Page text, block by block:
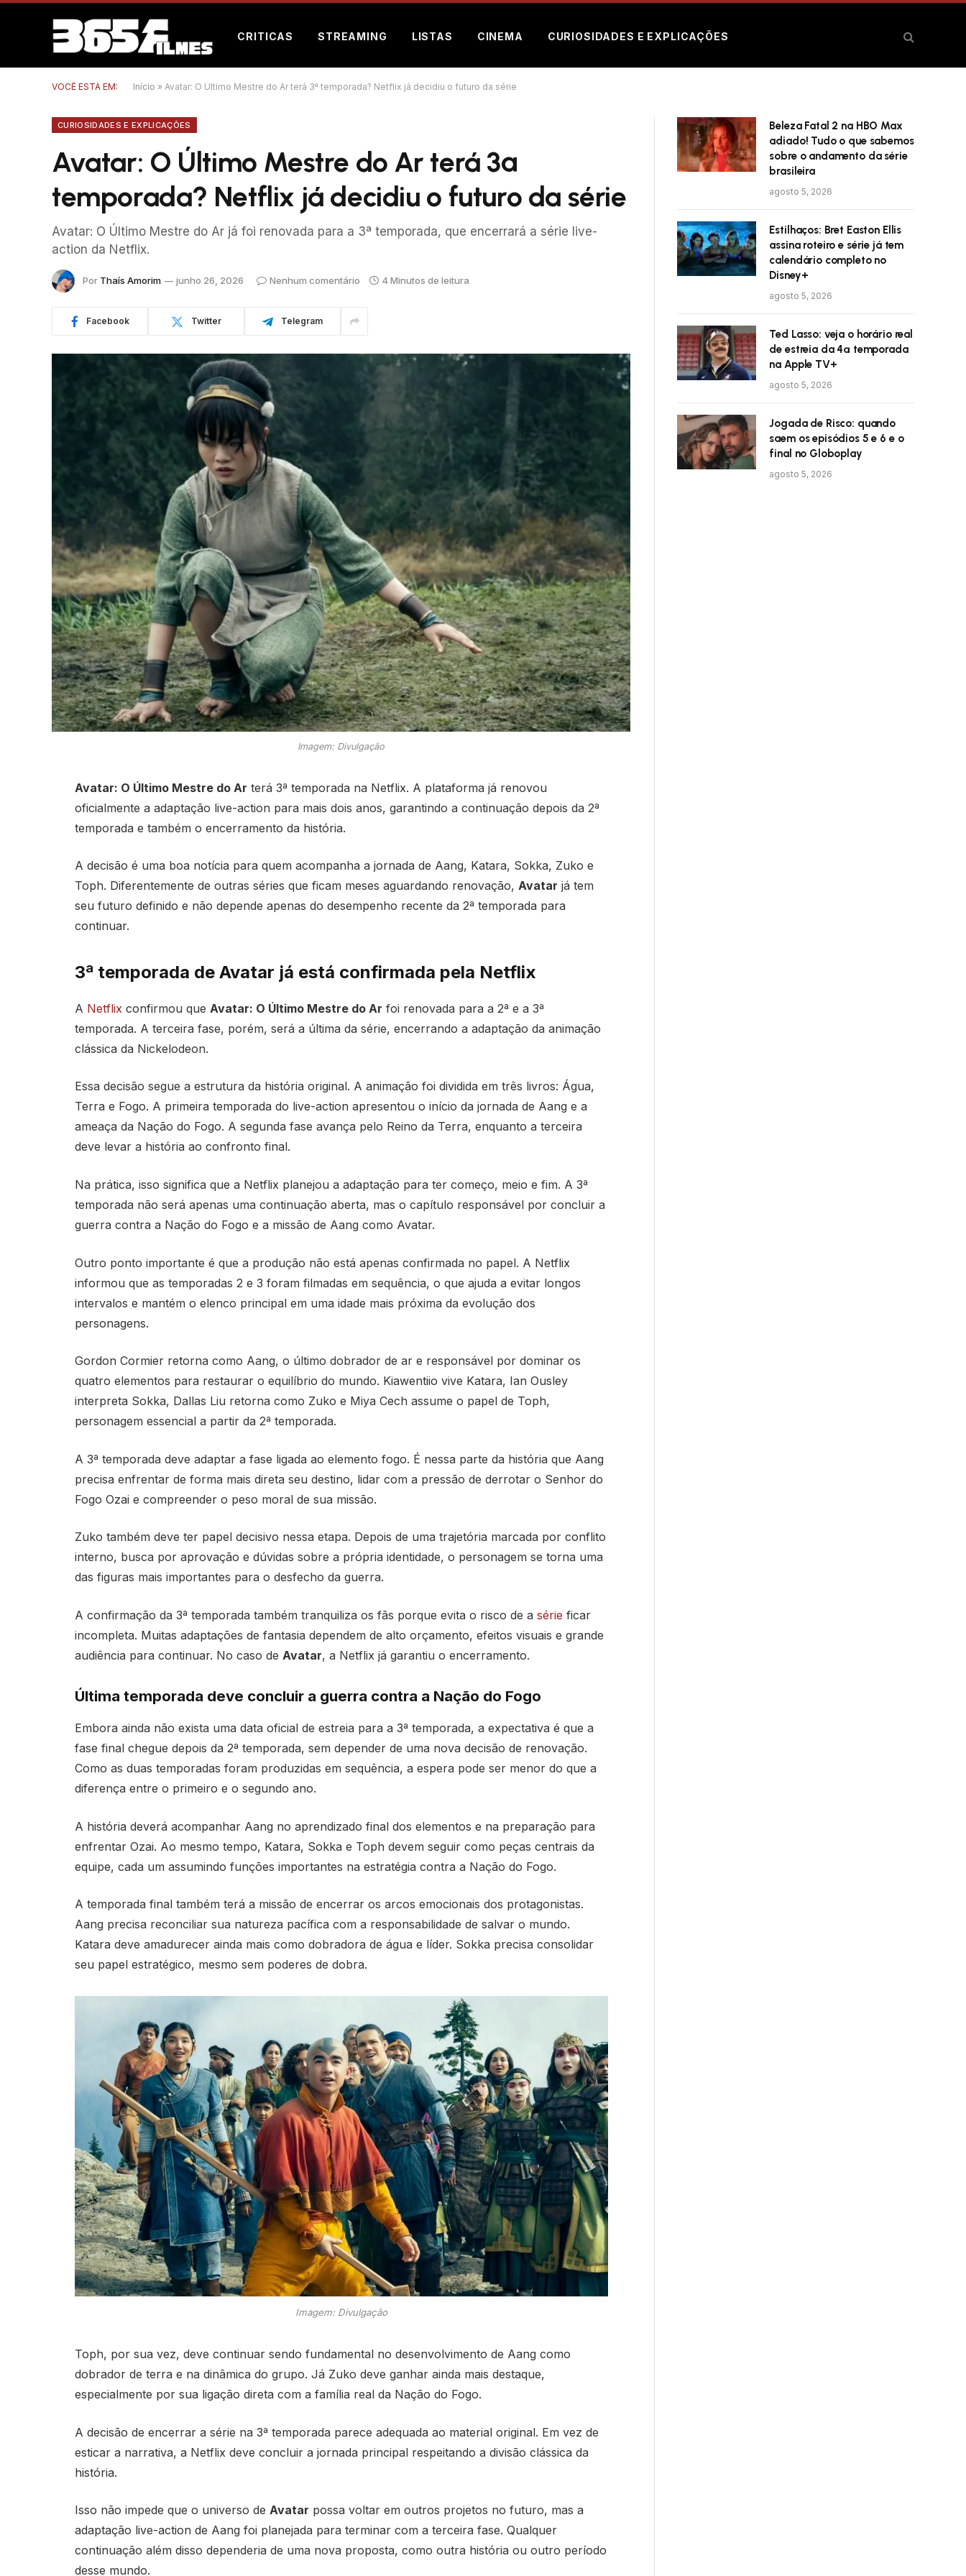
CRITICAS STREAMING LISTAS CINEMA CURIOSIDADES E EXPLICAÇÕES
VOCÊ ESTÁ EM: Início » Avatar: O Último Mestre do Ar terá 3ª temporada? Netflix já decidiu o futuro da série
CURIOSIDADES E EXPLICAÇÕES
Avatar: O Último Mestre do Ar terá 3ª
temporada? Netflix já decidiu o futuro da série
Avatar: O Último Mestre do Ar já foi renovada para a 3ª temporada, que encerrará a série live-
action da Netflix.
Por Thaís Amorim junho 26, 2026 Nenhum comentário 4 Minutos de leitura
Facebook Twitter Telegram
Imagem: Divulgação
Avatar: O Último Mestre do Ar terá 3ª temporada na Netflix. A plataforma já renovou
oficialmente a adaptação live-action para mais dois anos, garantindo a continuação depois da 2ª
temporada e também o encerramento da história.
A decisão é uma boa notícia para quem acompanha a jornada de Aang, Katara, Sokka, Zuko e
Toph. Diferentemente de outras séries que ficam meses aguardando renovação, Avatar já tem
seu futuro definido e não depende apenas do desempenho recente da 2ª temporada para
continuar.
3ª temporada de Avatar já está confirmada pela Netflix
A Netflix confirmou que Avatar: O Último Mestre do Ar foi renovada para a 2ª e a 3ª
temporada. A terceira fase, porém, será a última da série, encerrando a adaptação da animação
clássica da Nickelodeon.
Essa decisão segue a estrutura da história original. A animação foi dividida em três livros: Água,
Terra e Fogo. A primeira temporada do live-action apresentou o início da jornada de Aang e a
ameaça da Nação do Fogo. A segunda fase avança pelo Reino da Terra, enquanto a terceira
deve levar a história ao confronto final.
Na prática, isso significa que a Netflix planejou a adaptação para ter começo, meio e fim. A 3ª
temporada não será apenas uma continuação aberta, mas o capítulo responsável por concluir a
guerra contra a Nação do Fogo e a missão de Aang como Avatar.
Outro ponto importante é que a produção não está apenas confirmada no papel. A Netflix
informou que as temporadas 2 e 3 foram filmadas em sequência, o que ajuda a evitar longos
intervalos e mantém o elenco principal em uma idade mais próxima da evolução dos
personagens.
Gordon Cormier retorna como Aang, o último dobrador de ar e responsável por dominar os
quatro elementos para restaurar o equilíbrio do mundo. Kiawentiio vive Katara, Ian Ousley
interpreta Sokka, Dallas Liu retorna como Zuko e Miya Cech assume o papel de Toph,
personagem essencial a partir da 2ª temporada.
A 3ª temporada deve adaptar a fase ligada ao elemento fogo. É nessa parte da história que Aang
precisa enfrentar de forma mais direta seu destino, lidar com a pressão de derrotar o Senhor do
Fogo Ozai e compreender o peso moral de sua missão.
Zuko também deve ter papel decisivo nessa etapa. Depois de uma trajetória marcada por conflito
interno, busca por aprovação e dúvidas sobre a própria identidade, o personagem se torna uma
das figuras mais importantes para o desfecho da guerra.
A confirmação da 3ª temporada também tranquiliza os fãs porque evita o risco de a série ficar
incompleta. Muitas adaptações de fantasia dependem de alto orçamento, efeitos visuais e grande
audiência para continuar. No caso de Avatar, a Netflix já garantiu o encerramento.
Última temporada deve concluir a guerra contra a Nação do Fogo
Embora ainda não exista uma data oficial de estreia para a 3ª temporada, a expectativa é que a
fase final chegue depois da 2ª temporada, sem depender de uma nova decisão de renovação.
Como as duas temporadas foram produzidas em sequência, a espera pode ser menor do que a
diferença entre o primeiro e o segundo ano.
A história deverá acompanhar Aang no aprendizado final dos elementos e na preparação para
enfrentar Ozai. Ao mesmo tempo, Katara, Sokka e Toph devem seguir como peças centrais da
equipe, cada um assumindo funções importantes na estratégia contra a Nação do Fogo.
A temporada final também terá a missão de encerrar os arcos emocionais dos protagonistas.
Aang precisa reconciliar sua natureza pacífica com a responsabilidade de salvar o mundo.
Katara deve amadurecer ainda mais como dobradora de água e líder. Sokka precisa consolidar
seu papel estratégico, mesmo sem poderes de dobra.
Imagem: Divulgação
Toph, por sua vez, deve continuar sendo fundamental no desenvolvimento de Aang como
dobrador de terra e na dinâmica do grupo. Já Zuko deve ganhar ainda mais destaque,
especialmente por sua ligação direta com a família real da Nação do Fogo.
A decisão de encerrar a série na 3ª temporada parece adequada ao material original. Em vez de
esticar a narrativa, a Netflix deve concluir a jornada principal respeitando a divisão clássica da
história.
Isso não impede que o universo de Avatar possa voltar em outros projetos no futuro, mas a
adaptação live-action de Aang foi planejada para terminar com a terceira fase. Qualquer
continuação além disso dependeria de uma nova proposta, como outra história ou outro período
desse mundo.
Beleza Fatal 2 na HBO Max
adiado! Tudo o que sabemos
sobre o andamento da série
brasileira
agosto 5, 2026
Estilhaços: Bret Easton Ellis
assina roteiro e série já tem
calendário completo no
Disney+
agosto 5, 2026
Ted Lasso: veja o horário real
de estreia da 4ª temporada
na Apple TV+
agosto 5, 2026
Jogada de Risco: quando
saem os episódios 5 e 6 e o
final no Globoplay
agosto 5, 2026